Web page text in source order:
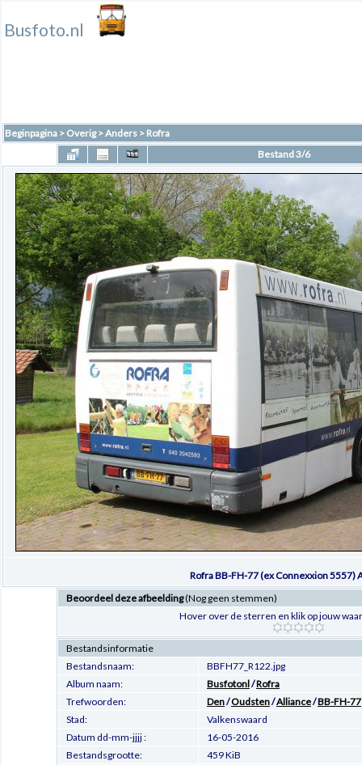
Busfoto.nl
Beginpagina > Overig>Anders > Rofra
Bestand 3/6
Rofra BB-FH-77 (ex Connexxion 5557)
Beoordeel deze afbeelding(Nog geen stemmen)
Hover over de sterren en klik op jouw
Bestandsinformatie
Bestandsnaam:
BBFH77_R122.jpg
Album naam:
Busfotonl/Rofra
Trefwoorden:
Den/Oudsten/Alliance/BB-FH-77
Stad:
Valkenswaard
Datum dd-mm-jjjj :
16-05-2016
Bestandsgrootte:
459 KiB